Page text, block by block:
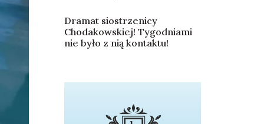
Dramat siostrzenicy
Chodakowskiej! Tygodniami
nie było z nią kontaktu!